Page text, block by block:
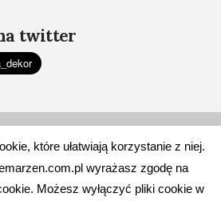
twitter
W PLENERZE
STOŁÓW I SAL WESELNYCH
BRANSOLETY KWIATOWE
OCHRONY DANYCH OSOBOWYCH
które ułatwiają korzystanie z niej.
wyrażasz zgodę na
Możesz wyłączyć pliki cookie w